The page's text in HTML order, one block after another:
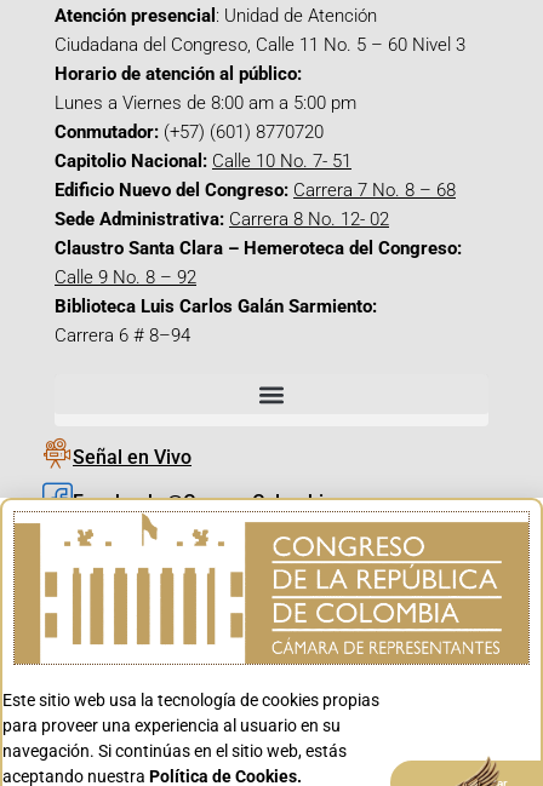
Atención presencial : Unidad de Atención
Ciudadana del Congreso, Calle 11 No. 5 – 60 Nivel 3
Horario de atención al público:
Lunes a Viernes de 8:00 am a 5:00 pm
Conmutador: (+57) (601) 8770720
Capitolio Nacional: Calle 10 No. 7- 51
Edificio Nuevo del Congreso: Carrera 7 No. 8 – 68
Sede Administrativa: Carrera 8 No. 12- 02
Claustro Santa Clara – Hemeroteca del Congreso:
Calle 9 No. 8 – 92
Biblioteca Luis Carlos Galán Sarmiento:
Carrera 6 # 8–94
Señal en Vivo
Facebook_@CamaraColombia
Instagram_@CamaraColombia
X_@CamaraColombia
Youtube_@CamaraColombia
Youtube_@CanalCongreso
Este sitio web usa la tecnología de cookies propias
para proveer una experiencia al usuario en su
navegación. Si continúas en el sitio web, estás
aceptando nuestra Política de Cookies. Aceptar